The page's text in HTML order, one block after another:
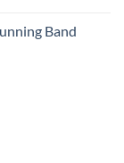
Band